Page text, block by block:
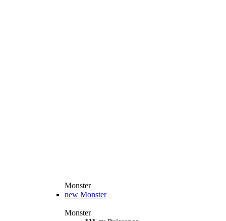
Monster
new Monster
Monster